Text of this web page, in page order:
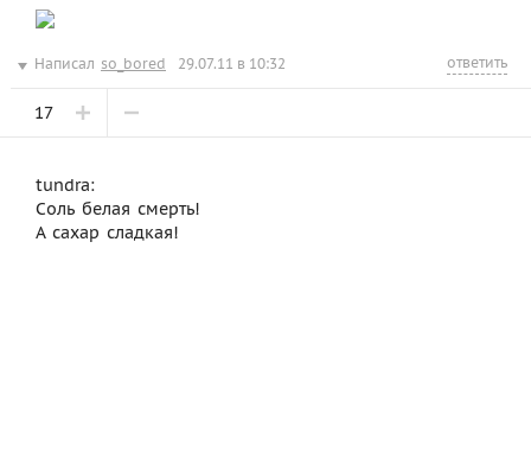
Написал so_bored 29.07.11 в 10:32 ответить
17
tundra:
Соль белая смерть!
А сахар сладкая!